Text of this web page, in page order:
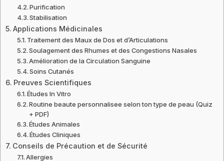
Purification
Stabilisation
Applications Médicinales
Traitement des Maux de Dos et d’Articulations
Soulagement des Rhumes et des Congestions Nasales
Amélioration de la Circulation Sanguine
Soins Cutanés
Preuves Scientifiques
Études In Vitro
Routine beaute personnalisee selon ton type de peau (Quiz
+ PDF)
Études Animales
Études Cliniques
Conseils de Précaution et de Sécurité
Allergies